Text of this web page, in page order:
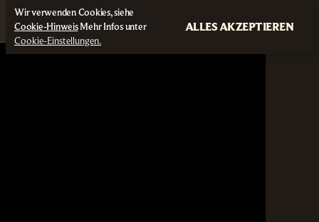
Wir verwenden Cookies, siehe
Cookie-HinweisMehr Infos unter
Cookie-Einstellungen.
ALLES AKZEPTIEREN